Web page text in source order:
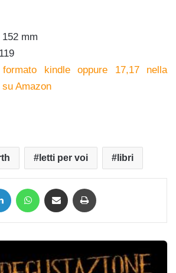
mm
kindle oppure 17,17 nella
Amazon
letti per voi libri
LinkedIn WhatsApp Condividi via mail